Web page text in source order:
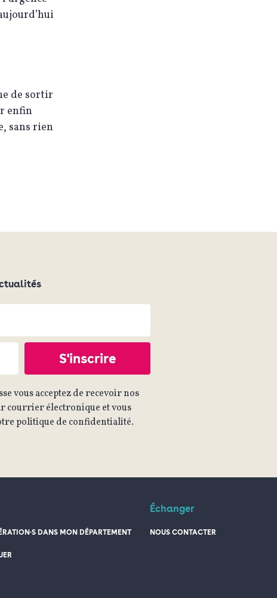
de sortir
enfin
sans rien
vous acceptez de recevoir nos
courrier électronique et vous
politique de confidentialité.
DANS MON DÉPARTEMENT
Échanger
NOUS CONTACTER